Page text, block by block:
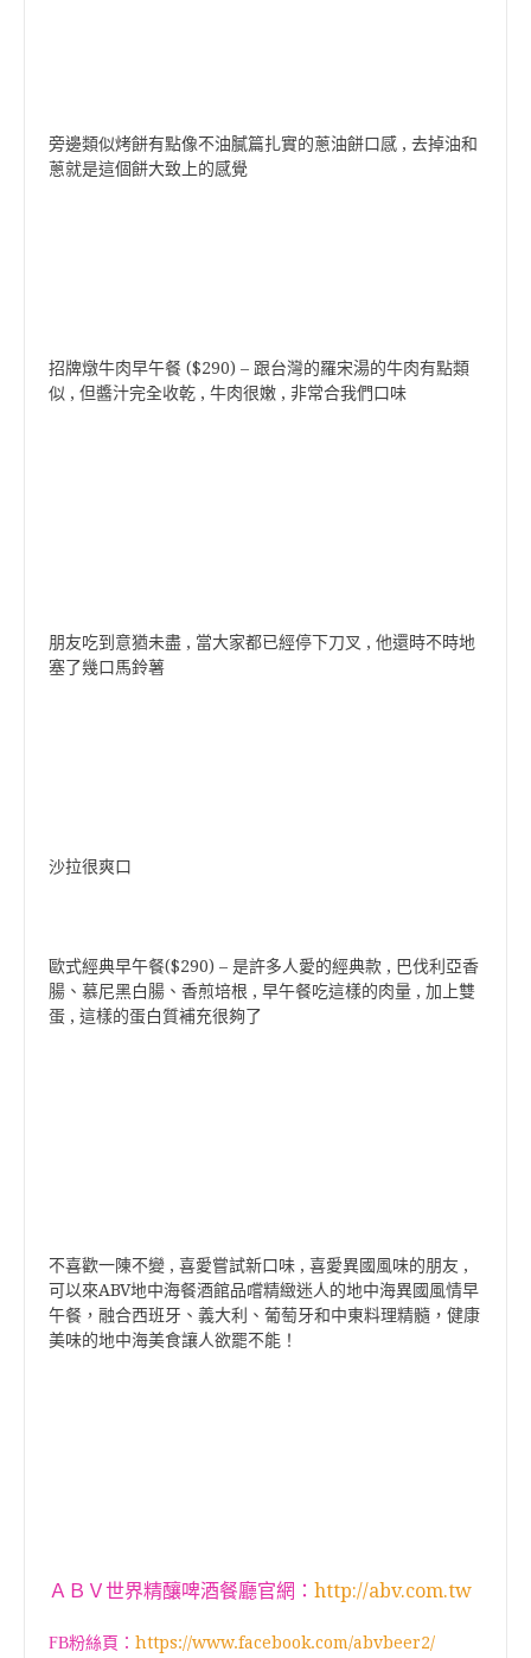
旁邊類似烤餅有點像不油膩篇扎實的蔥油餅口感 , 去掉油和
蔥就是這個餅大致上的感覺
招牌燉牛肉早午餐 ($290) – 跟台灣的羅宋湯的牛肉有點類
似 , 但醬汁完全收乾 , 牛肉很嫩 , 非常合我們口味
朋友吃到意猶未盡 , 當大家都已經停下刀叉 , 他還時不時地
塞了幾口馬鈴薯
沙拉很爽口
歐式經典早午餐($290) – 是許多人愛的經典款 , 巴伐利亞香
腸、慕尼黑白腸、香煎培根 , 早午餐吃這樣的肉量 , 加上雙
蛋 , 這樣的蛋白質補充很夠了
不喜歡一陳不變 , 喜愛嘗試新口味 , 喜愛異國風味的朋友 ,
可以來ABV地中海餐酒館品嚐精緻迷人的地中海異國風情早
午餐，融合西班牙、義大利、葡萄牙和中東料理精髓，健康
美味的地中海美食讓人欲罷不能！
ＡＢＶ世界精釀啤酒餐廳官網： http://abv.com.tw
FB粉絲頁： https://www.facebook.com/abvbeer2/